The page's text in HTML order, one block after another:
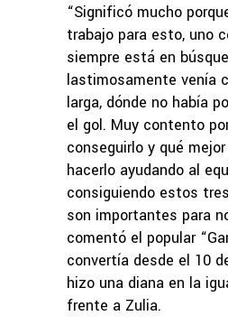
“Significó mucho
trabajo para esto, uno
siempre está en
lastimosamente venía
larga, dónde no había
el gol. Muy contento
conseguirlo y qué
hacerlo ayudando al
consiguiendo estos
son importantes para
comentó el popular
convertía desde el 10
hizo una diana en la
frente a Zulia.